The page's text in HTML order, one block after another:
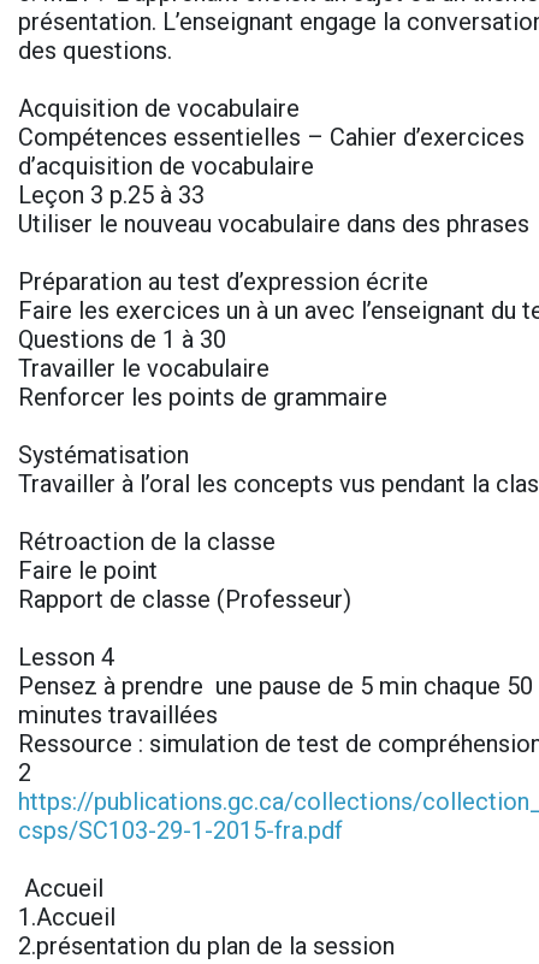
présentation. L’enseignant engage la
des questions.
Acquisition de vocabulaire
Compétences essentielles – Cahier d’exercices
d’acquisition de vocabulaire
Leçon 3 p.25 à 33
Utiliser le nouveau vocabulaire dans des phrases
Préparation au test d’expression écrite
Faire les exercices un à un avec l’enseignant du
Questions de 1 à 30
Travailler le vocabulaire
Renforcer les points de grammaire
Systématisation
Travailler à l’oral les concepts vus pendant la
Rétroaction de la classe
Faire le point
Rapport de classe (Professeur)
Lesson 4
Pensez à prendre une pause de 5 min chaque 50
minutes travaillées
Ressource : simulation de test de
2
https://publications.gc.ca/collections/
csps/SC103-29-1-2015-fra.pdf
Accueil
1.Accueil
2.présentation du plan de la session